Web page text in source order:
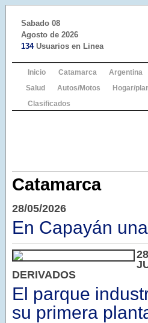
Sabado 08
Agosto de 2026
134Usuarios en Linea
Inicio Catamarca Argentina
Salud
Autos/Motos Hogar/
Clasificados
Catamarca
28/05/2026
En Capayán
DERIVADOS
El parque
su primera